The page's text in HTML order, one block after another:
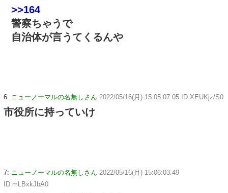
>>164
警察ちゃうで
自治体が言うてくるんや
6: ニューノーマルの名無しさん 2022/05/16(月) 15:05:07.05 ID:XEUKjz/S0
市役所に持っていけ
7: ニューノーマルの名無しさん 2022/05/16(月) 15:06:03.49
ID:mLBxkJbA0